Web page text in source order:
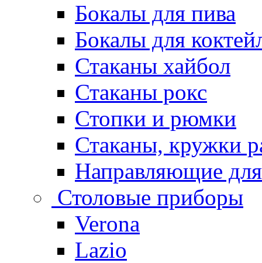
Бокалы для пива
Бокалы для
Стаканы хайбол
Стаканы рокс
Стопки и рюмки
Стаканы, кружки
Направляющие
Столовые приборы
Verona
Lazio